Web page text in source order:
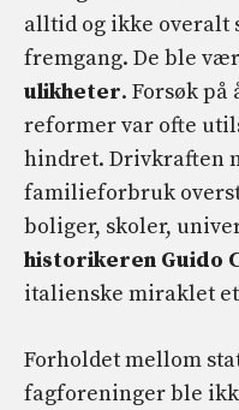
alltid og ikke overalt
fremgang. De ble
ulikheter. Forsøk
reformer var ofte
hindret. Drivkraften
familieforbruk
boliger, skoler,
historikeren Guido
italienske miraklet
Forholdet mellom
fagforeninger ble